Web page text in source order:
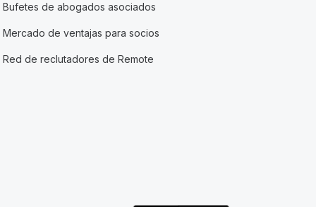
Bufetes de abogados asociados
Mercado de ventajas para socios
Red de reclutadores de Remote